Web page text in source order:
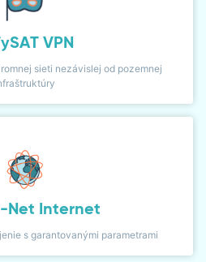
VPN
sieti nezávislej od pozemnej
Net Internet
s garantovanými parametrami